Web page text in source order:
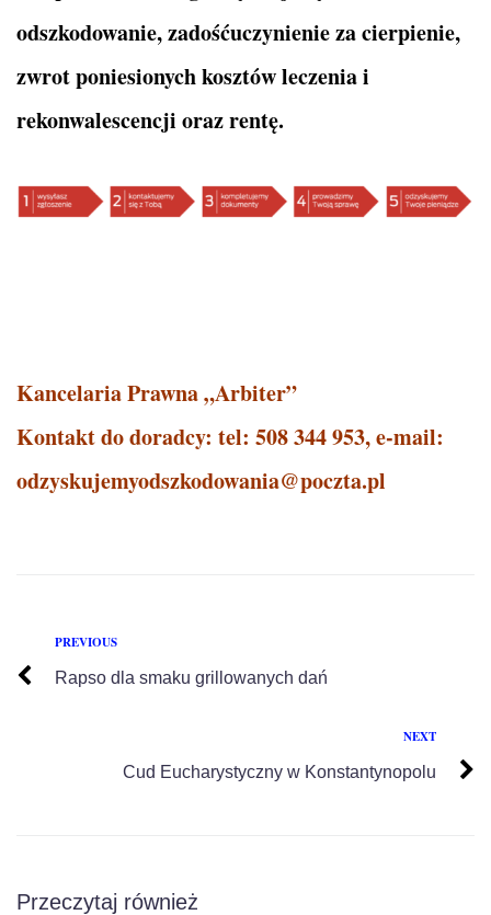
odszkodowanie, zadośćuczynienie za cierpienie,
zwrot poniesionych kosztów leczenia i
rekonwalescencji oraz rentę.
Kancelaria Prawna „Arbiter”
Kontakt do doradcy: tel: 508 344 953, e-mail:
odzyskujemyodszkodowania@poczta.pl
PREVIOUS
Rapso dla smaku grillowanych dań
NEXT
Cud Eucharystyczny w Konstantynopolu
Przeczytaj również